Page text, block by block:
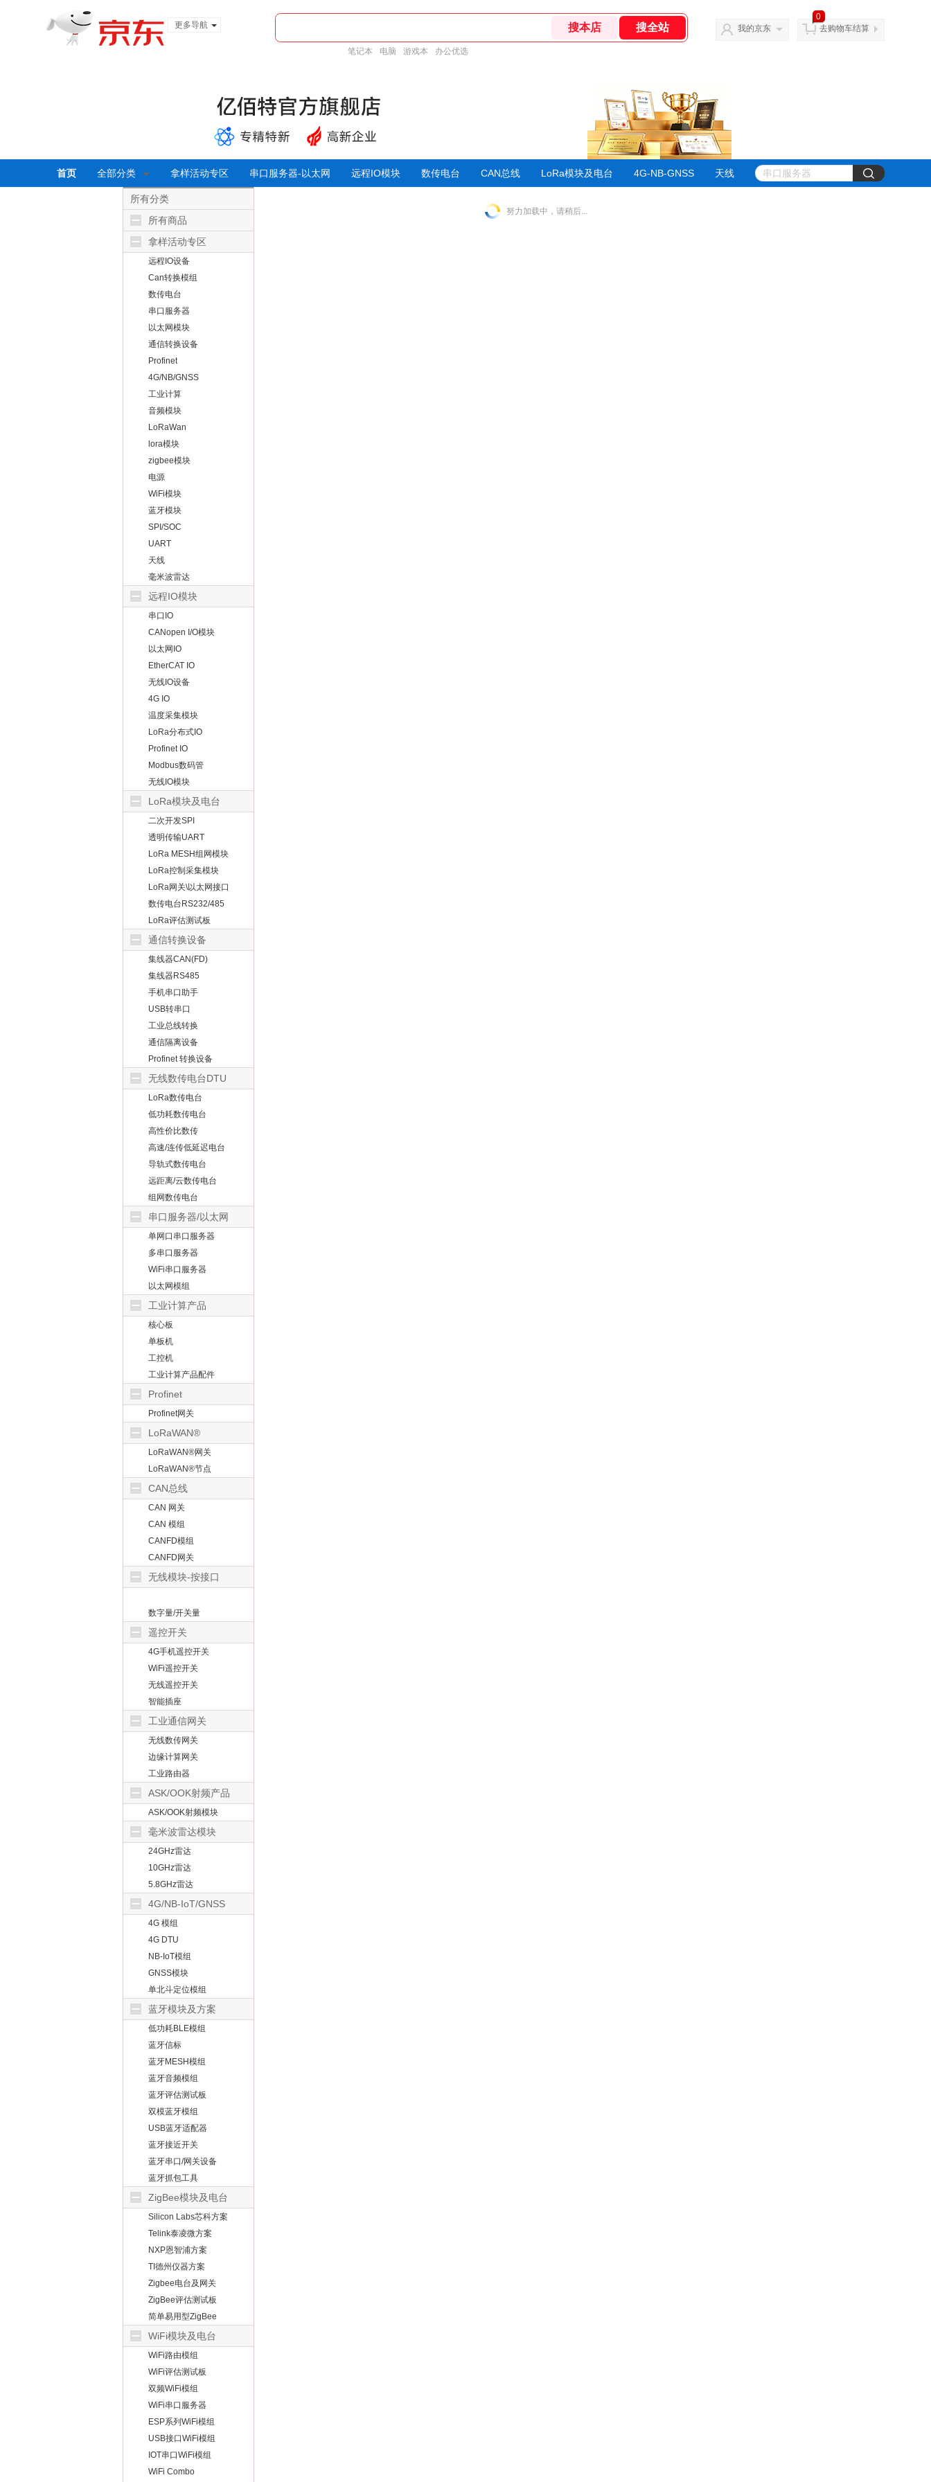
更多导航
笔记本 电脑 游戏本 办公优选
我的京东
0
去购物车结算
首页 全部分类 拿样活动专区 串口服务器-以太网 远程IO模块 数传电台 CAN总线 LoRa模块及电台 4G-NB-GNSS 天线
所有分类
所有商品
拿样活动专区
远程IO设备
Can转换模组
数传电台
串口服务器
以太网模块
通信转换设备
Profinet
4G/NB/GNSS
工业计算
音频模块
LoRaWan
lora模块
zigbee模块
电源
WiFi模块
蓝牙模块
SPI/SOC
UART
天线
毫米波雷达
远程IO模块
串口IO
CANopen I/O模块
以太网IO
EtherCAT IO
无线IO设备
4G IO
温度采集模块
LoRa分布式IO
Profinet IO
Modbus数码管
无线IO模块
LoRa模块及电台
二次开发SPI
透明传输UART
LoRa MESH组网模块
LoRa控制采集模块
LoRa网关\以太网接口
数传电台RS232/485
LoRa评估测试板
通信转换设备
集线器CAN(FD)
集线器RS485
手机串口助手
USB转串口
工业总线转换
通信隔离设备
Profinet 转换设备
无线数传电台DTU
LoRa数传电台
低功耗数传电台
高性价比数传
高速/连传低延迟电台
导轨式数传电台
远距离/云数传电台
组网数传电台
串口服务器/以太网
单网口串口服务器
多串口服务器
WiFi串口服务器
以太网模组
工业计算产品
核心板
单板机
工控机
工业计算产品配件
Profinet
Profinet网关
LoRaWAN®
LoRaWAN®网关
LoRaWAN®节点
CAN总线
CAN 网关
CAN 模组
CANFD模组
CANFD网关
无线模块-按接口
数字量/开关量
遥控开关
4G手机遥控开关
WiFi遥控开关
无线遥控开关
智能插座
工业通信网关
无线数传网关
边缘计算网关
工业路由器
ASK/OOK射频产品
ASK/OOK射频模块
毫米波雷达模块
24GHz雷达
10GHz雷达
5.8GHz雷达
4G/NB-IoT/GNSS
4G 模组
4G DTU
NB-IoT模组
GNSS模块
单北斗定位模组
蓝牙模块及方案
低功耗BLE模组
蓝牙信标
蓝牙MESH模组
蓝牙音频模组
蓝牙评估测试板
双模蓝牙模组
USB蓝牙适配器
蓝牙接近开关
蓝牙串口/网关设备
蓝牙抓包工具
ZigBee模块及电台
Silicon Labs芯科方案
Telink泰凌微方案
NXP恩智浦方案
TI德州仪器方案
Zigbee电台及网关
ZigBee评估测试板
简单易用型ZigBee
WiFi模块及电台
WiFi路由模组
WiFi评估测试板
双频WiFi模组
WiFi串口服务器
ESP系列WiFi模组
USB接口WiFi模组
IOT串口WiFi模组
WiFi Combo
努力加载中，请稍后...